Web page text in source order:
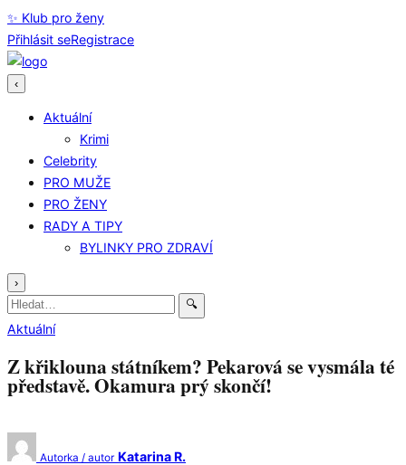
✨ Klub pro ženy
Přihlásit seRegistrace
‹
Aktuální
Krimi
Celebrity
PRO MUŽE
PRO ŽENY
RADY A TIPY
BYLINKY PRO ZDRAVÍ
›
Hledat: 🔍
Aktuální
Z křiklouna státníkem? Pekarová se vysmála té
představě. Okamura prý skončí!
Autorka / autor Katarina R.